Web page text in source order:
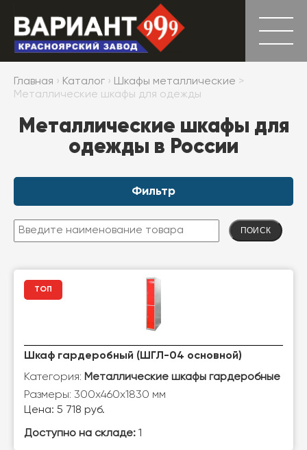
Главная › Каталог › Шкафы металлические >
Металлические шкафы для одежды
Металлические шкафы для
одежды в России
Фильтр
ПОИСК
ТОП
Шкаф гардеробный (ШГЛ-04 основной)
Категория: Металлические шкафы гардеробные
Размеры: 300х460х1830 мм
Цена: 5 718 руб.
Доступно на складе: 1